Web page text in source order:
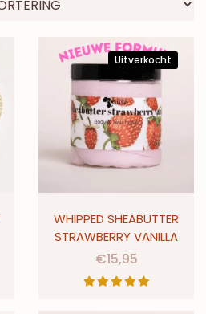
Uitverkocht
WHIPPED SHEABUTTER
STRAWBERRY VANILLA
€15,95